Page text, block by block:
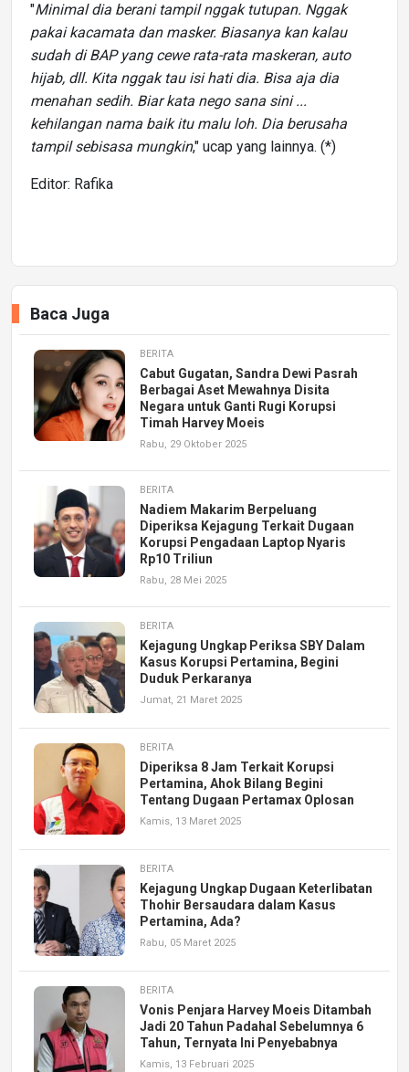
"Minimal dia berani tampil nggak tutupan. Nggak
pakai kacamata dan masker. Biasanya kan kalau
sudah di BAP yang cewe rata-rata maskeran, auto
hijab, dll. Kita nggak tau isi hati dia. Bisa aja dia
menahan sedih. Biar kata nego sana sini ...
kehilangan nama baik itu malu loh. Dia berusaha
tampil sebisasa mungkin," ucap yang lainnya. (*)
Editor: Rafika
Baca Juga
BERITA
Cabut Gugatan, Sandra Dewi Pasrah
Berbagai Aset Mewahnya Disita
Negara untuk Ganti Rugi Korupsi
Timah Harvey Moeis
Rabu, 29 Oktober 2025
BERITA
Nadiem Makarim Berpeluang
Diperiksa Kejagung Terkait Dugaan
Korupsi Pengadaan Laptop Nyaris
Rp10 Triliun
Rabu, 28 Mei 2025
BERITA
Kejagung Ungkap Periksa SBY Dalam
Kasus Korupsi Pertamina, Begini
Duduk Perkaranya
Jumat, 21 Maret 2025
BERITA
Diperiksa 8 Jam Terkait Korupsi
Pertamina, Ahok Bilang Begini
Tentang Dugaan Pertamax Oplosan
Kamis, 13 Maret 2025
BERITA
Kejagung Ungkap Dugaan Keterlibatan
Thohir Bersaudara dalam Kasus
Pertamina, Ada?
Rabu, 05 Maret 2025
BERITA
Vonis Penjara Harvey Moeis Ditambah
Jadi 20 Tahun Padahal Sebelumnya 6
Tahun, Ternyata Ini Penyebabnya
Kamis, 13 Februari 2025